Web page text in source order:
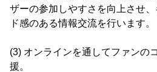
ザーの参加しやすさを向上させ
ド感のある情報交流を行います。
(3) オンラインを通してファンの
援。